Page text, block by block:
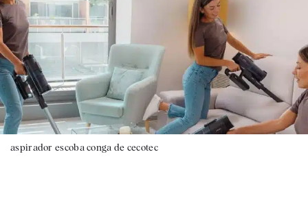
aspirador escoba conga de cecotec